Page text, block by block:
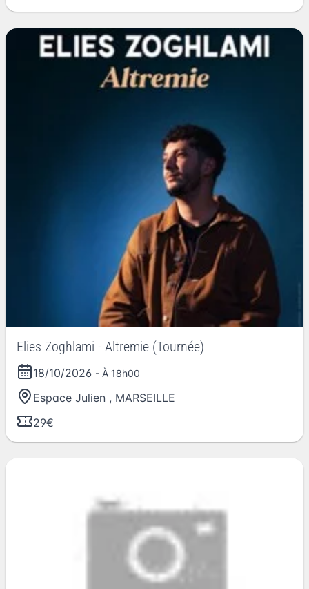
Elies Zoghlami - Altremie (Tournée)
18/10/2026 - À 18h00
Espace Julien , MARSEILLE
29€